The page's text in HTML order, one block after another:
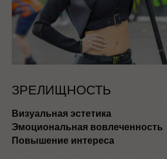
ЗРЕЛИЩНОСТЬ
Визуальная эстетика
Эмоциональная вовлеченность
Повышение интереса